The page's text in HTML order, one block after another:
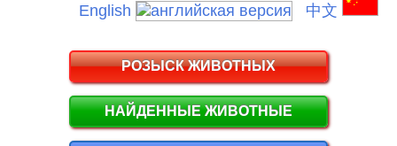
English 中文
РОЗЫСК ЖИВОТНЫХ
НАЙДЕННЫЕ ЖИВОТНЫЕ